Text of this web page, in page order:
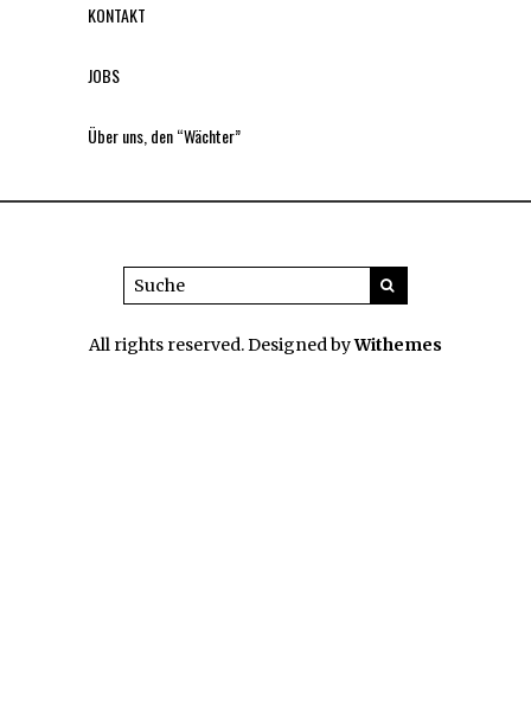
KONTAKT
JOBS
Über uns, den “Wächter”
All rights reserved. Designed byWithemes